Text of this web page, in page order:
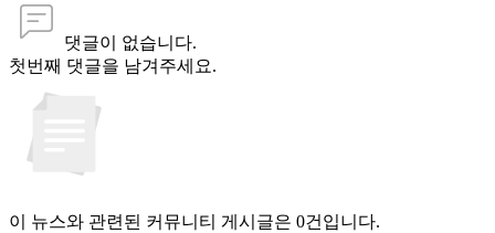
댓글이 없습니다.
첫번째 댓글을 남겨주세요.
이 뉴스와 관련된 커뮤니티 게시글은 0건입니다.